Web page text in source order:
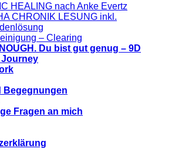
HEALING nach Anke Evertz
CHRONIK LESUNG inkl.
– Clearing
Du bist gut genug – 9D
Journey
Begegnungen
Fragen an mich